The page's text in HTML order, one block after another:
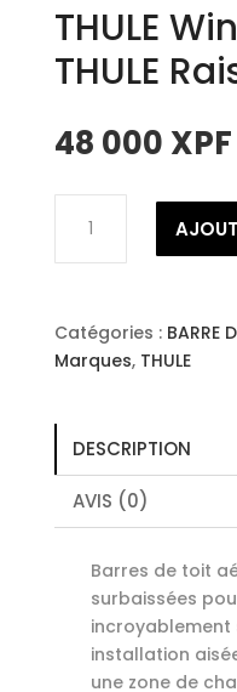
THULE
THULE
48 000 XPF
THULE
+
THULE
Rail
Evo
Catégories : BARRE
Marques, THULE
DESCRIPTION
AVIS (0)
Barres de toit
surbaissées
incroyablement
installation
une zone de